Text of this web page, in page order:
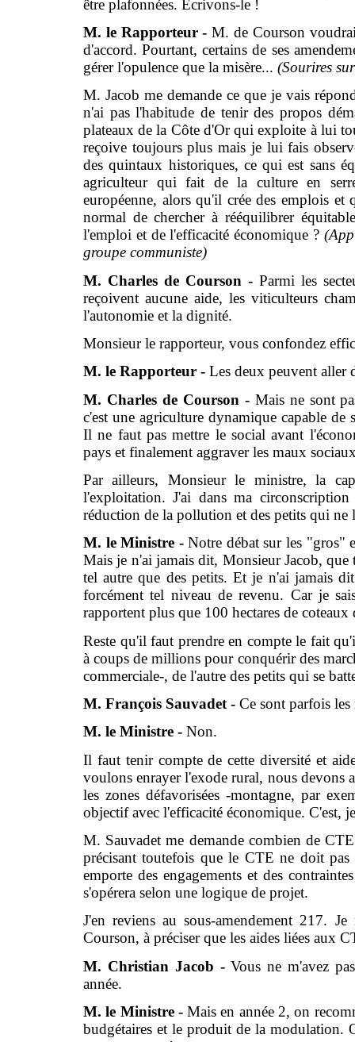
être plafonnées. Ecrivons-le !
M. le Rapporteur -M. de Courson
d'accord. Pourtant, certains de ses
gérer l'opulence que la misère... (Sourires
M. Jacob me demande ce que je vais
n'ai pas l'habitude de tenir des propos
plateaux de la Côte d'Or qui exploite à lui
reçoive toujours plus mais je lui fais
des quintaux historiques, ce qui est sans
agriculteur qui fait de la culture en
européenne, alors qu'il crée des emplois
normal de chercher à rééquilibrer
l'emploi et de l'efficacité économique ?
groupe communiste)
M. Charles de Courson - Parmi les
reçoivent aucune aide, les viticulteurs
l'autonomie et la dignité.
Monsieur le rapporteur, vous confondez
M. le Rapporteur - Les deux peuvent aller
M. Charles de Courson - Mais ne sont
c'est une agriculture dynamique capable
Il ne faut pas mettre le social avant
pays et finalement aggraver les maux
Par ailleurs, Monsieur le ministre, la
l'exploitation. J'ai dans ma
réduction de la pollution et des petits qui ne
M. le Ministre -Notre débat sur les "gros"
Mais je n'ai jamais dit, Monsieur Jacob,
tel autre que des petits. Et je n'ai jamais
forcément tel niveau de revenu. Car je
rapportent plus que 100 hectares de coteaux
Reste qu'il faut prendre en compte le fait
à coups de millions pour conquérir des
commerciale-, de l'autre des petits qui se
M. François Sauvadet - Ce sont parfois les
M. le Ministre - Non.
Il faut tenir compte de cette diversité et
voulons enrayer l'exode rural, nous devons
les zones défavorisées -montagne, par
objectif avec l'efficacité économique. C'est,
M. Sauvadet me demande combien de
précisant toutefois que le CTE ne doit
emporte des engagements et des
s'opérera selon une logique de projet.
J'en reviens au sous-amendement 217.
Courson, à préciser que les aides liées aux
M. Christian Jacob -Vous ne m'avez
année.
M. le Ministre -Mais en année 2, on
budgétaires et le produit de la modulation.